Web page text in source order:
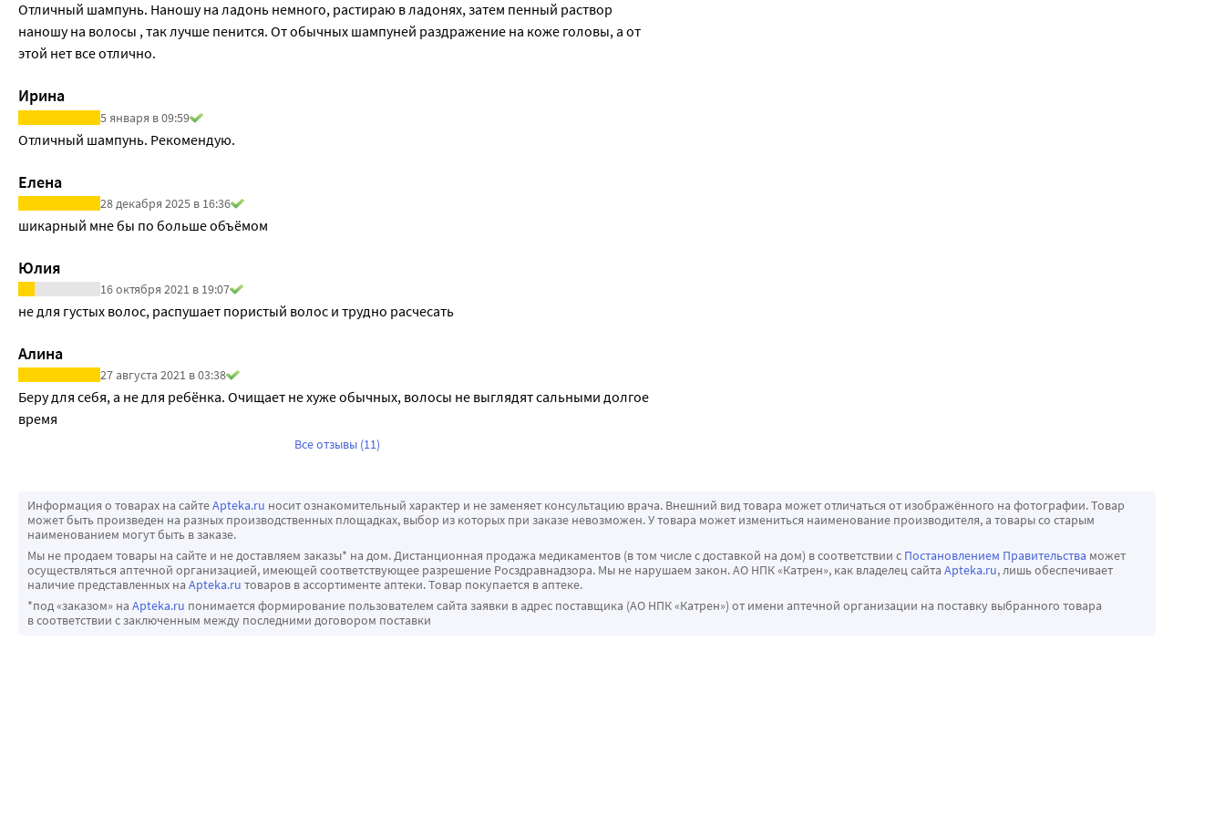
Отличный шампунь. Наношу на ладонь немного, растираю в ладонях, затем пенный раствор
наношу на волосы , так лучше пенится. От обычных шампуней раздражение на коже головы, а от
этой нет все отлично.
Ирина
5 января в 09:59
Отличный шампунь. Рекомендую.
Елена
28 декабря 2025 в 16:36
шикарный мне бы по больше объёмом
Юлия
16 октября 2021 в 19:07
не для густых волос, распушает пористый волос и трудно расчесать
Алина
27 августа 2021 в 03:38
Беру для себя, а не для ребёнка. Очищает не хуже обычных, волосы не выглядят сальными долгое
время
Все отзывы (11)
Информация о товарах на сайтеApteka.ru носит ознакомительный характер и не заменяет консультацию врача. Внешний вид товара может отличаться от изображённого на фотографии. Товар
может быть произведен на разных производственных площадках, выбор из которых при заказе невозможен. У товара может измениться наименование производителя, а товары со старым
наименованием могут быть в заказе.
Мы не продаем товары на сайте и не доставляем заказы* на дом. Дистанционная продажа медикаментов (в том числе с доставкой на дом) в соответствии с Постановлением Правительства может
осуществляться аптечной организацией, имеющей соответствующее разрешение Росздравнадзора. Мы не нарушаем закон. АО НПК «Катрен», как владелец сайта Apteka.ru, лишь обеспечивает
наличие представленных на Apteka.ru товаров в ассортименте аптеки. Товар покупается в аптеке.
*под «заказом» на Apteka.ru понимается формирование пользователем сайта заявки в адрес поставщика (АО НПК «Катрен») от имени аптечной организации на поставку выбранного товара
в соответствии с заключенным между последними договором поставки